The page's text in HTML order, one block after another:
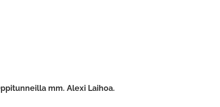
mm. Alexi Laihoa.